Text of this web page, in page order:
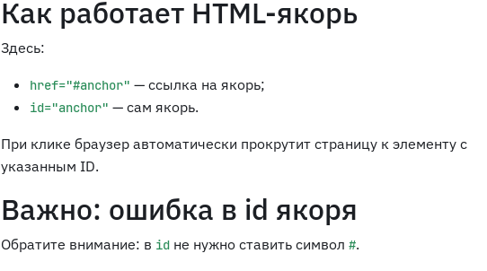
Как работает HTML-якорь
Здесь:
href="#anchor" — ссылка на якорь;
id="anchor" — сам якорь.
При клике браузер автоматически прокрутит страницу к элементу с
указанным ID.
Важно: ошибка в id якоря
Обратите внимание: в id не нужно ставить символ #.